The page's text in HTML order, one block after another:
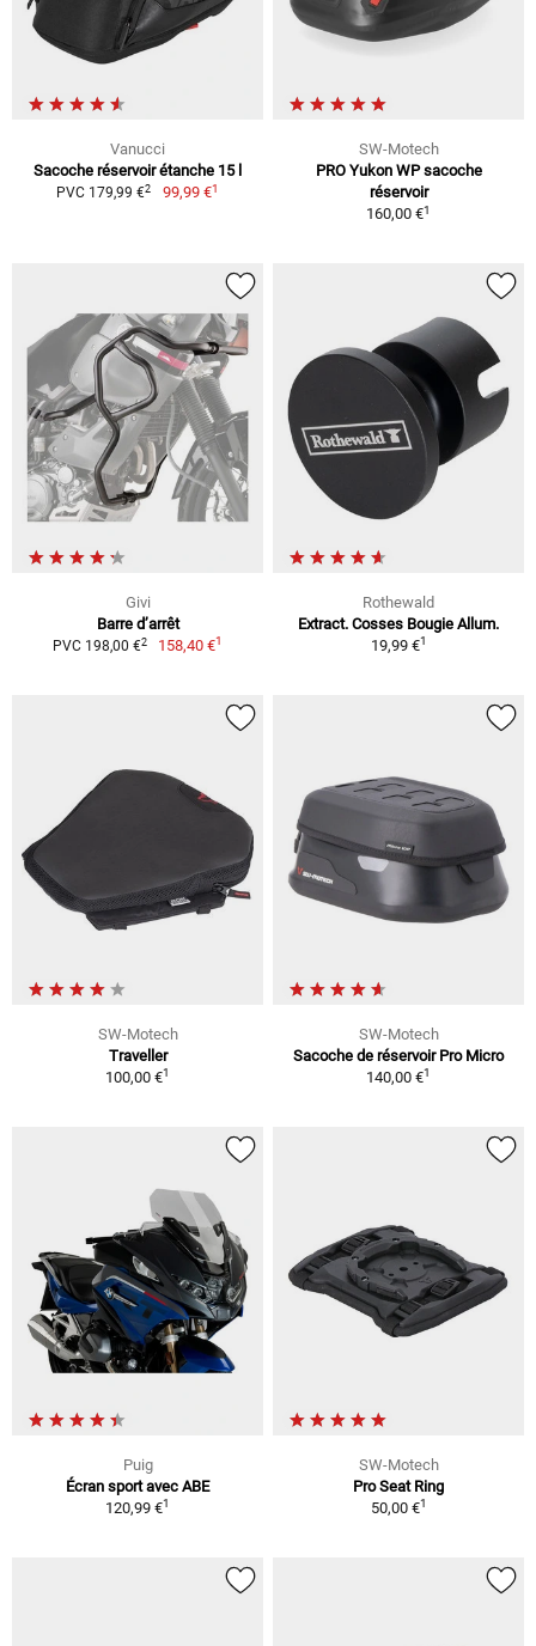
Vanucci
Sacoche réservoir étanche 15 l
PVC 179,99 €2 99,99 €1
SW-Motech
PRO Yukon WP sacoche
réservoir
160,00 €1
Givi
Barre d’arrêt
PVC 198,00 €2 158,40 €1
Rothewald
Extract. Cosses Bougie Allum.
19,99 €1
SW-Motech
Traveller
100,00 €1
SW-Motech
Sacoche de réservoir Pro Micro
140,00 €1
Puig
Écran sport avec ABE
120,99 €1
SW-Motech
Pro Seat Ring
50,00 €1